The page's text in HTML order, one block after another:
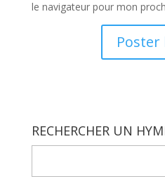
le navigateur pour mon
RECHERCHER UN